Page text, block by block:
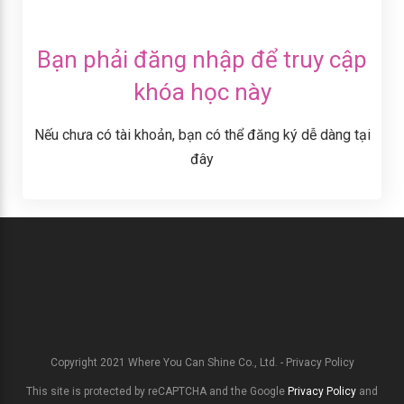
Bạn phải đăng nhập để truy cập
khóa học này
Nếu chưa có tài khoản, bạn có thể đăng ký dễ dàng tại
đây
Copyright 2021 Where You Can Shine Co., Ltd. - Privacy Policy
This site is protected by reCAPTCHA and the Google Privacy Policy and